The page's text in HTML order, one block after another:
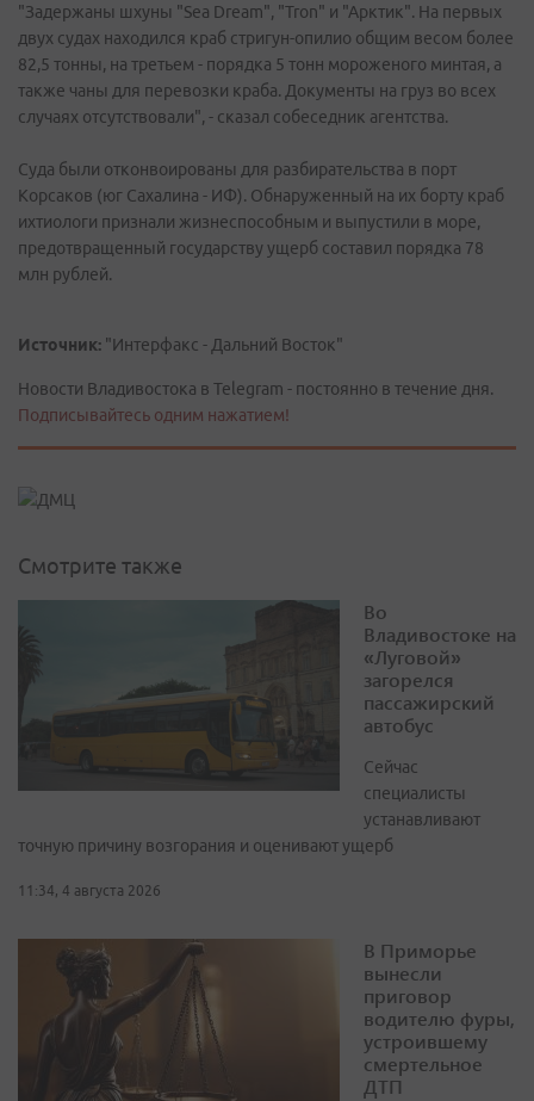
"Задержаны шхуны "Sea Dream", "Tron" и "Арктик". На первых
двух судах находился краб стригун-опилио общим весом более
82,5 тонны, на третьем - порядка 5 тонн мороженого минтая, а
также чаны для перевозки краба. Документы на груз во всех
случаях отсутствовали", - сказал собеседник агентства.
Суда были отконвоированы для разбирательства в порт
Корсаков (юг Сахалина - ИФ). Обнаруженный на их борту краб
ихтиологи признали жизнеспособным и выпустили в море,
предотвращенный государству ущерб составил порядка 78
млн рублей.
Источник: "Интерфакс - Дальний Восток"
Новости Владивостока в Telegram - постоянно в течение дня.
Подписывайтесь одним нажатием!
Смотрите также
Во
Владивостоке на
«Луговой»
загорелся
пассажирский
автобус
Сейчас
специалисты
устанавливают
точную причину возгорания и оценивают ущерб
11:34, 4 августа 2026
В Приморье
вынесли
приговор
водителю фуры,
устроившему
смертельное
ДТП